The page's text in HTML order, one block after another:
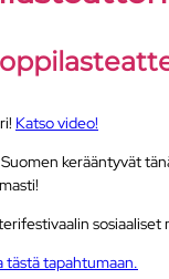
Katso video!
kerääntyvät
sosiaaliset
tästä tapahtumaan.